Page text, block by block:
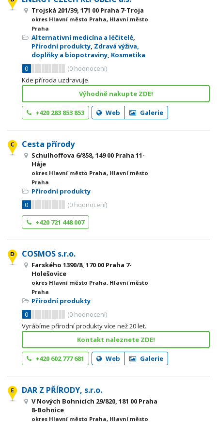
Trojská 201/39, 171 00 Praha 7-Troja
okres Hlavní město Praha, Hlavní město
Praha
Alternativní medicína a léčitelé,
Přírodní produkty, Zdravá výživa,
doplňky a biopotraviny, Kosmetika
0
(0 hodnocení)
Kde příroda uzdravuje.
Výhodně nakupte ZDE!
+420 283 853 853 Web Galerie
Cesta přírody
Schulhoffova 6/858, 149 00 Praha 11-
Háje
okres Hlavní město Praha, Hlavní město
Praha
Přírodní produkty
0
(0 hodnocení)
+420 721 448 007
COSMOS s.r.o.
Farského 1390/8, 170 00 Praha 7-
Holešovice
okres Hlavní město Praha, Hlavní město
Praha
Přírodní produkty
0
(0 hodnocení)
Vyrábíme přírodní produkty více než 20 let.
Kontakt naleznete ZDE!
+420 602 777 681 Web Galerie
DAR Z PŘÍRODY, s.r.o.
V Nových Bohnicích 29/820, 181 00 Praha
8-Bohnice
okres Hlavní město Praha, Hlavní město